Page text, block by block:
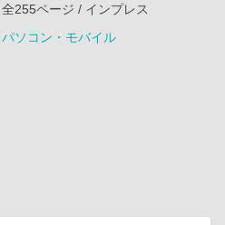
全255ページ / インプレス
パソコン・モバイル